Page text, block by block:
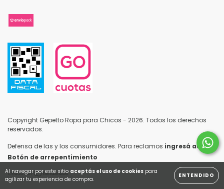
Al navegar por este sitio aceptás el uso de cookies para
agilizar tu experiencia de compra.
ENTENDIDO
Copyright Gepetto Ropa para Chicos - 2026. Todos los derechos
reservados.
Defensa de las y los consumidores. Para reclamos ingresá acá. /
Botón de arrepentimiento